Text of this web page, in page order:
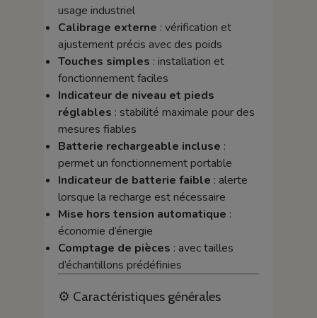
usage industriel
Calibrage externe : vérification et
ajustement précis avec des poids
Touches simples : installation et
fonctionnement faciles
Indicateur de niveau et pieds
réglables : stabilité maximale pour des
mesures fiables
Batterie rechargeable incluse :
permet un fonctionnement portable
Indicateur de batterie faible : alerte
lorsque la recharge est nécessaire
Mise hors tension automatique :
économie d’énergie
Comptage de pièces : avec tailles
d’échantillons prédéfinies
⚙️ Caractéristiques générales